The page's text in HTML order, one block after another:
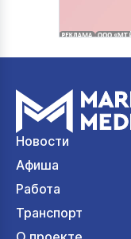
Новости
Афиша
Работа
Транспорт